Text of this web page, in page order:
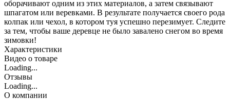
оборачивают одним из этих материалов, а затем связывают
шпагатом или веревками. В результате получается своего рода
колпак или чехол, в котором туя успешно перезимует. Следите
за тем, чтобы ваше деревце не было завалено снегом во время
зимовки!
Характеристики
Видео о товаре
Loading...
Отзывы
Loading...
О компании